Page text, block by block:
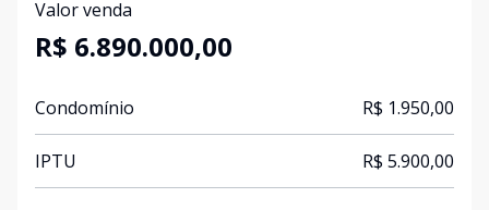
Valor venda
R$ 6.890.000,00
Condomínio R$ 1.950,00
IPTU R$ 5.900,00